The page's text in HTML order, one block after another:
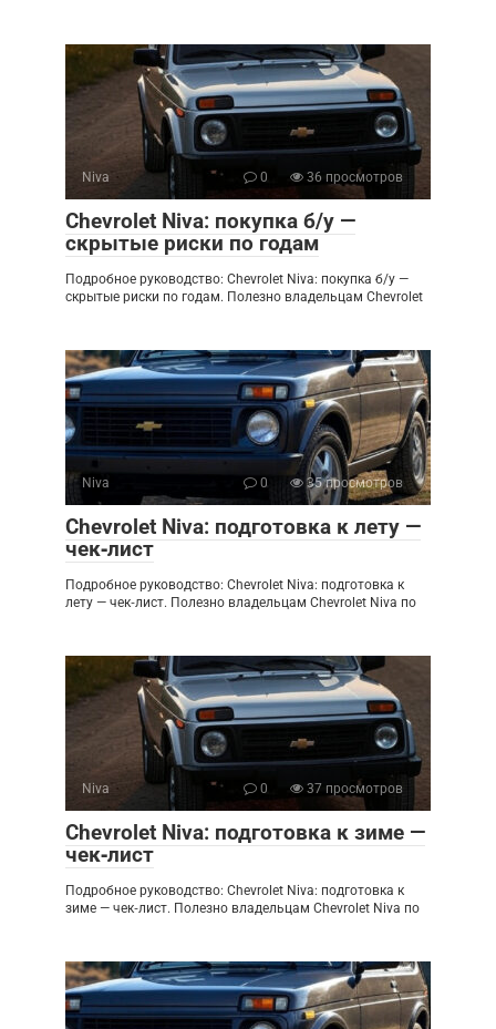
Niva 0 36 просмотров
Chevrolet Niva: покупка б/у —
скрытые риски по годам
Подробное руководство: Chevrolet Niva: покупка б/у —
скрытые риски по годам. Полезно владельцам Chevrolet
Niva 0 35 просмотров
Chevrolet Niva: подготовка к лету —
чек‑лист
Подробное руководство: Chevrolet Niva: подготовка к
лету — чек‑лист. Полезно владельцам Chevrolet Niva по
Niva 0 37 просмотров
Chevrolet Niva: подготовка к зиме —
чек‑лист
Подробное руководство: Chevrolet Niva: подготовка к
зиме — чек‑лист. Полезно владельцам Chevrolet Niva по